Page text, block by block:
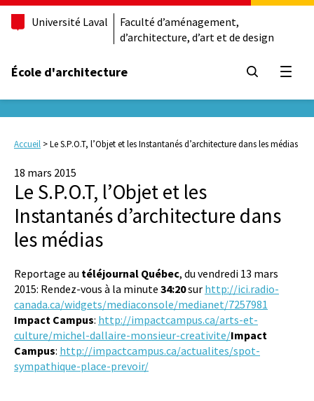
Université Laval
Faculté d’aménagement,
d’architecture, d’art et de design
École d'architecture
Accueil >Le S.P.O.T, l’Objet et les Instantanés d’architecture dans les médias
18 mars 2015
Le S.P.O.T, l’Objet et les
Instantanés d’architecture dans
les médias
Reportage au téléjournal Québec, du vendredi 13 mars
2015: Rendez-vous à la minute 34:20sur http://ici.radio-
canada.ca/widgets/mediaconsole/medianet/7257981
Impact Campus: http://impactcampus.ca/arts-et-
culture/michel-dallaire-monsieur-creativite/Impact
Campus: http://impactcampus.ca/actualites/spot-
sympathique-place-prevoir/